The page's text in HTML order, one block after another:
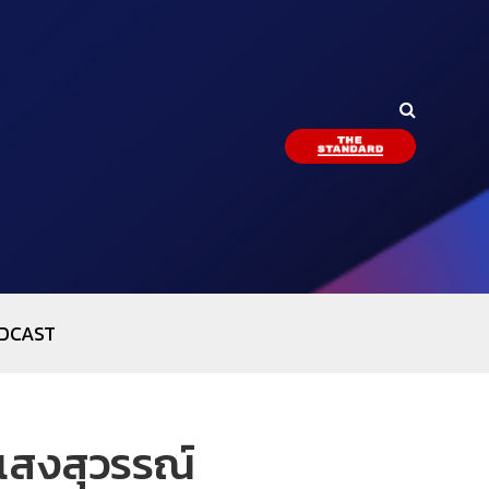
สงสุวรรณ์